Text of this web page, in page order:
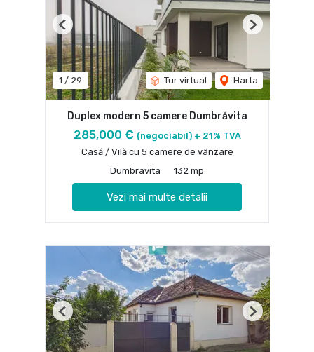
1 / 29 Tur virtual Harta
Previous Next
Duplex modern 5 camere Dumbrăvita
285,000 € (negociabil) + 21% TVA
Casă / Vilă cu 5 camere de vânzare
Dumbravita
132 mp
Vezi mai multe detalii
Previous Next